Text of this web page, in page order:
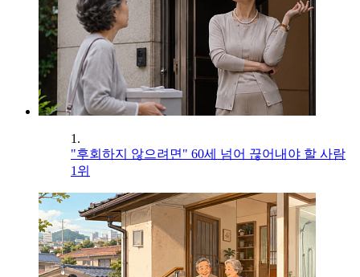
1.
"후회하지 않으려면" 60세 넘어 끊어내야 할 사람
1위